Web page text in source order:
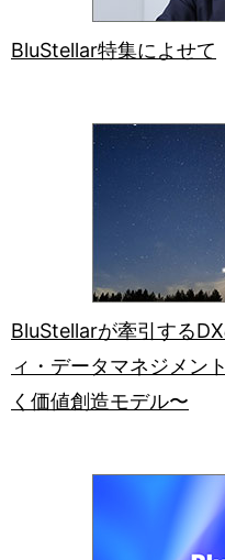
BluStellar特集によせて
BluStellarが牽引する
ィ・データマネジメン
く価値創造モデル〜